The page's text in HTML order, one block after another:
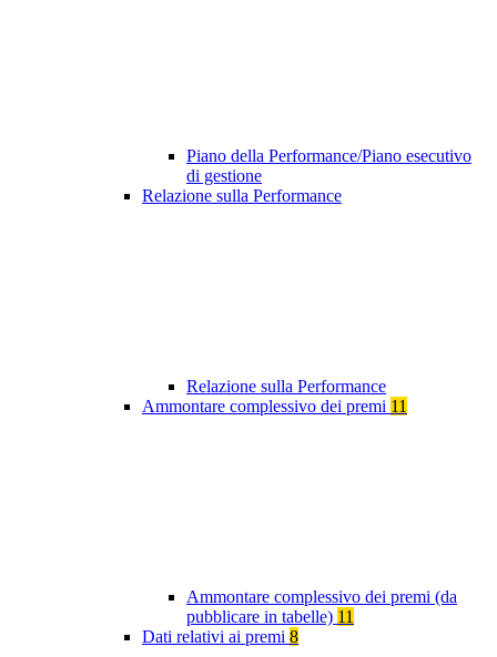
Piano della Performance/Piano esecutivo
di gestione
Relazione sulla Performance
Relazione sulla Performance
Ammontare complessivo dei premi 11
Ammontare complessivo dei premi (da
pubblicare in tabelle) 11
Dati relativi ai premi 8